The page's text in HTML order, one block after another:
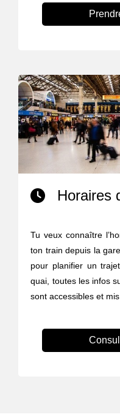
Horaires
Tu veux connaître
ton train depuis la
pour planifier un
quai, toutes les infos
sont accessibles et